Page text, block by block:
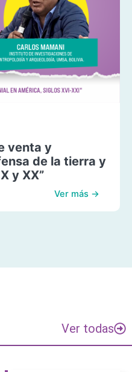
venta y
de la tierra y
y XX”
Ver más →
Ver todas